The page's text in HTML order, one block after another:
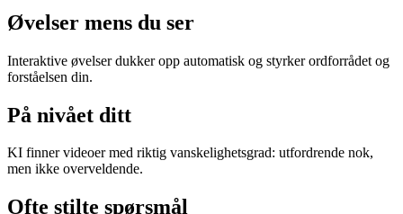
Øvelser mens du ser
Interaktive øvelser dukker opp automatisk og styrker ordforrådet og
forståelsen din.
På nivået ditt
KI finner videoer med riktig vanskelighetsgrad: utfordrende nok,
men ikke overveldende.
Ofte stilte spørsmål